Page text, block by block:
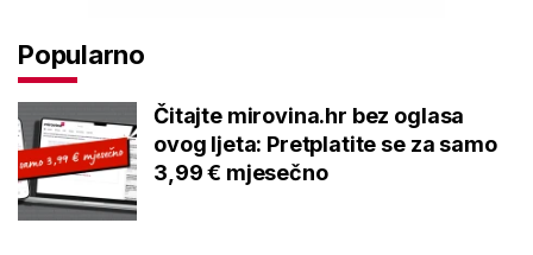
Popularno
Čitajte mirovina.hr bez oglasa
ovog ljeta: Pretplatite se za samo
3,99 € mjesečno